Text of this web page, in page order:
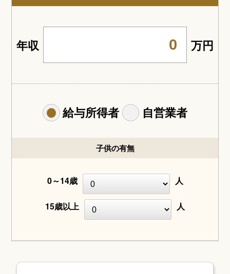
年収 万円
給与所得者 自営業者
子供の有無
0～14歳 人
15歳以上 人